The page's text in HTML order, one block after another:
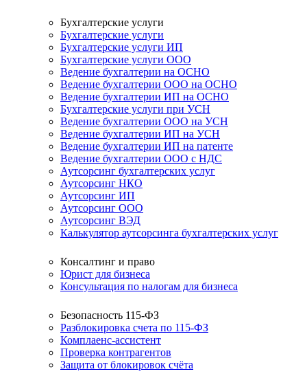
Бухгалтерские услуги
Бухгалтерские услуги
Бухгалтерские услуги ИП
Бухгалтерские услуги ООО
Ведение бухгалтерии на ОСНО
Ведение бухгалтерии ООО на ОСНО
Ведение бухгалтерии ИП на ОСНО
Бухгалтерские услуги при УСН
Ведение бухгалтерии ООО на УСН
Ведение бухгалтерии ИП на УСН
Ведение бухгалтерии ИП на патенте
Ведение бухгалтерии ООО с НДС
Аутсорсинг бухгалтерских услуг
Аутсорсинг НКО
Аутсорсинг ИП
Аутсорсинг ООО
Аутсорсинг ВЭД
Калькулятор аутсорсинга бухгалтерских услуг
Консалтинг и право
Юрист для бизнеса
Консультация по налогам для бизнеса
Безопасность 115-ФЗ
Разблокировка счета по 115-ФЗ
Комплаенс-ассистент
Проверка контрагентов
Защита от блокировок счёта